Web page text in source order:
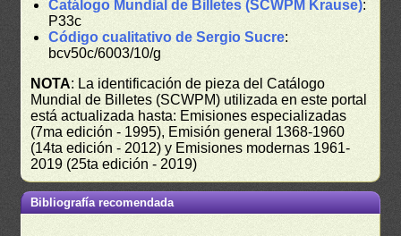
Catálogo Mundial de Billetes (SCWPM Krause):
P33c
Código cualitativo de Sergio Sucre:
bcv50c/6003/10/g
NOTA: La identificación de pieza del Catálogo
Mundial de Billetes (SCWPM) utilizada en este portal
está actualizada hasta: Emisiones especializadas
(7ma edición - 1995), Emisión general 1368-1960
(14ta edición - 2012) y Emisiones modernas 1961-
2019 (25ta edición - 2019)
Bibliografía recomendada